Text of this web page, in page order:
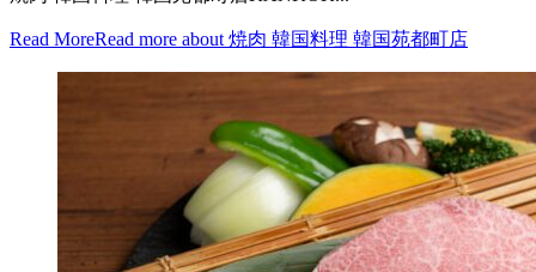
Read MoreRead more about 焼肉 韓国料理 韓国苑都町店